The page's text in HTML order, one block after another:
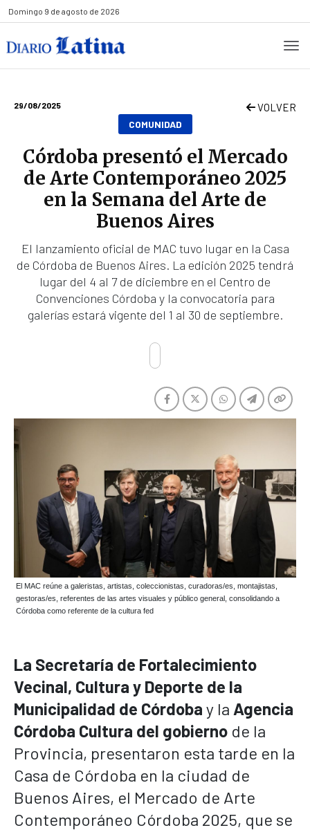
Domingo 9 de agosto de 2026
29/08/2025 VOLVER
COMUNIDAD
Córdoba presentó el Mercado
de Arte Contemporáneo 2025
en la Semana del Arte de
Buenos Aires
El lanzamiento oficial de MAC tuvo lugar en la Casa
de Córdoba de Buenos Aires. La edición 2025 tendrá
lugar del 4 al 7 de diciembre en el Centro de
Convenciones Córdoba y la convocatoria para
galerías estará vigente del 1 al 30 de septiembre.
El MAC reúne a galeristas, artistas, coleccionistas, curadoras/es, montajistas,
gestoras/es, referentes de las artes visuales y público general, consolidando a
Córdoba como referente de la cultura fed
La Secretaría de Fortalecimiento
Vecinal, Cultura y Deporte de la
Municipalidad de Córdoba y la Agencia
Córdoba Cultura del gobierno de la
Provincia, presentaron esta tarde en la
Casa de Córdoba en la ciudad de
Buenos Aires, el Mercado de Arte
Contemporáneo Córdoba 2025, que se